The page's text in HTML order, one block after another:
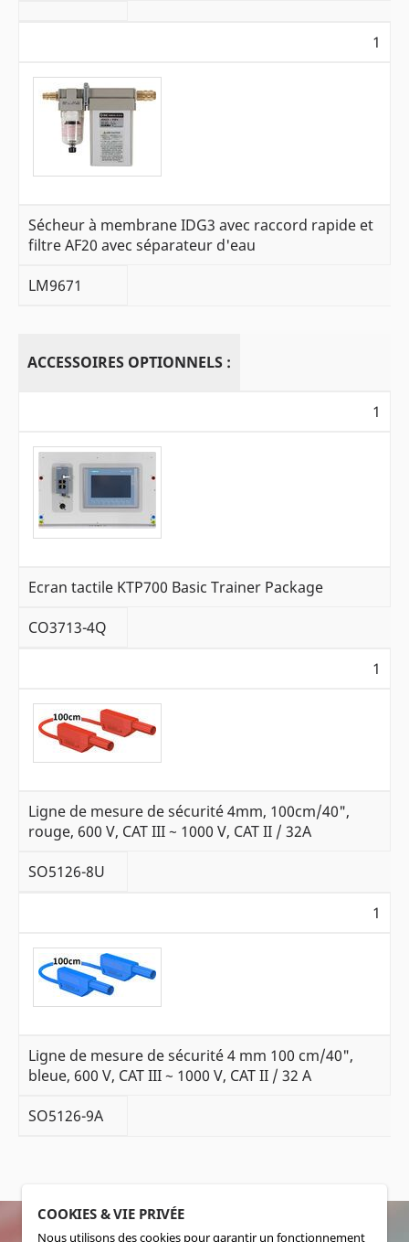
1
Sécheur à membrane IDG3 avec raccord rapide et
filtre AF20 avec séparateur d'eau
LM9671
ACCESSOIRES OPTIONNELS :
1
Ecran tactile KTP700 Basic Trainer Package
CO3713-4Q
1
Ligne de mesure de sécurité 4mm, 100cm/40",
rouge, 600 V, CAT III ~ 1000 V, CAT II / 32A
SO5126-8U
1
Ligne de mesure de sécurité 4 mm 100 cm/40",
bleue, 600 V, CAT III ~ 1000 V, CAT II / 32 A
SO5126-9A
COOKIES & VIE PRIVÉE
Nous utilisons des cookies pour garantir un fonctionnement